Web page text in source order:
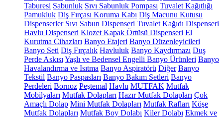
Taburesi Sabunluk Sıvı Sabunluk Pompası Tuvalet Kağıtlığı
Pamukluk Diş Fırçası Koruma Kabı Diş Macunu Kutusu
Dispenserler Sıvı Sabun Dispenseri Tuvalet Kağıdı Dispenseri
Havlu Dispenseri Klozet Kapak Örtüsü Dispenseri El
Kurutma Cihazları Banyo Etajeri Banyo Düzenleyicileri
Banyo Seti Diş Fırçalık Havluluk Banyo Kaydırmazı Duş
Perde Askısı Yaşlı ve Bedensel Engelli Banyo Ürünleri Banyo
Havalandırma ve Isıtma Banyo Aspiratörü Diğer Banyo
Tekstil Banyo Paspasları Banyo Bakım Setleri Banyo
Perdeleri Bornoz Peştemal Havlu MUTFAK Mutfak
Mobilyaları Mutfak Dolapları Hazır Mutfak Dolapları Çok
Amaçlı Dolap Mini Mutfak Dolapları Mutfak Rafları Köşe
Mutfak Dolapları Mutfak Boy Dolabı Kiler Dolabı Ekmek ve